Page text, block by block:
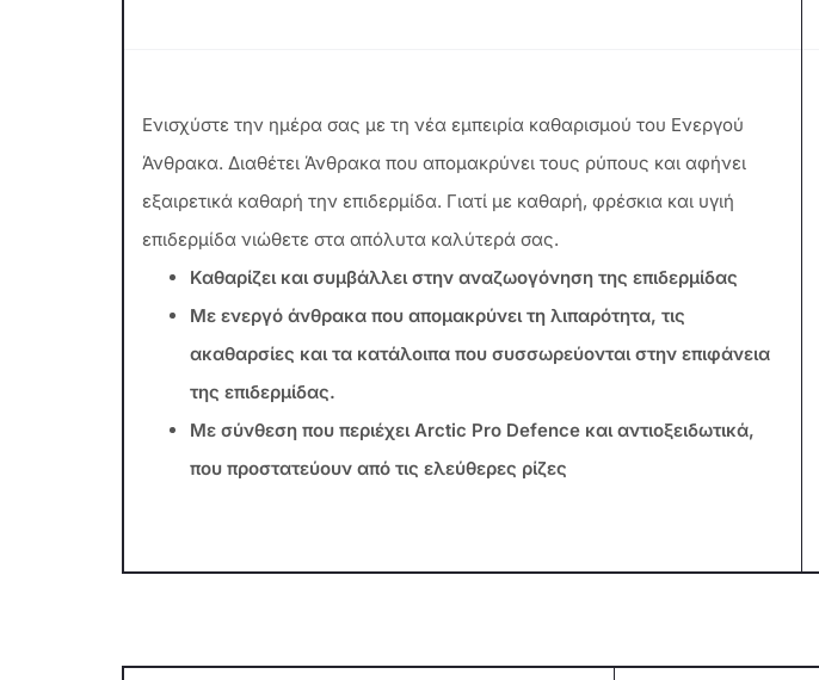
Ενισχύστε την ημέρα σας με τη νέα εμπειρία καθαρισμού του Ενεργού
Άνθρακα. Διαθέτει Άνθρακα που απομακρύνει τους ρύπους και αφήνει
εξαιρετικά καθαρή την επιδερμίδα. Γιατί με καθαρή, φρέσκια και υγιή
επιδερμίδα νιώθετε στα απόλυτα καλύτερά σας.
Καθαρίζει και συμβάλλει στην αναζωογόνηση της επιδερμίδας
Με ενεργό άνθρακα που απομακρύνει τη λιπαρότητα, τις
ακαθαρσίες και τα κατάλοιπα που συσσωρεύονται στην επιφάνεια
της επιδερμίδας.
Με σύνθεση που περιέχει Arctic Pro Defence και αντιοξειδωτικά,
που προστατεύουν από τις ελεύθερες ρίζες